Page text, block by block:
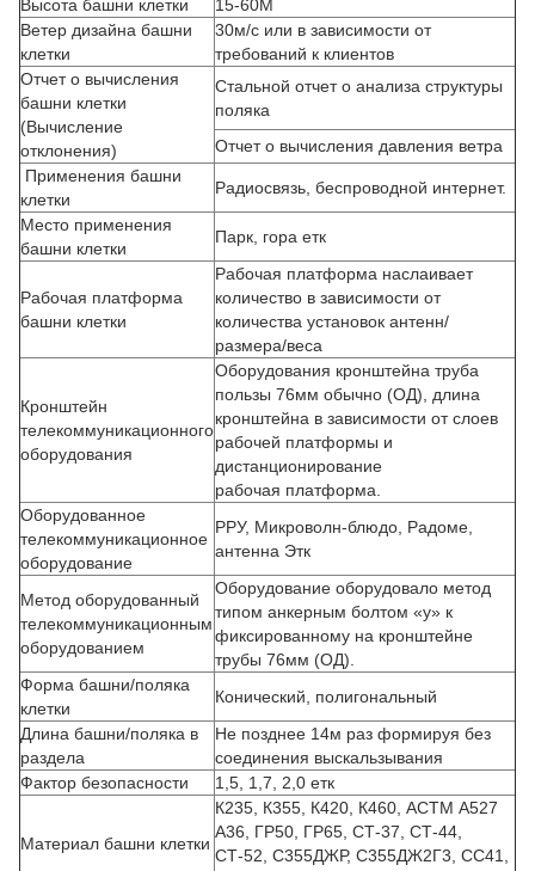
Высота башни клетки
15-60М
Ветер дизайна башни
клетки
30м/с или в зависимости от
требований к клиентов
Отчет о вычисления
башни клетки
(Вычисление
отклонения)
Стальной отчет о анализа структуры
поляка
Отчет о вычисления давления ветра
Применения башни
клетки
Радиосвязь, беспроводной интернет.
Место применения
башни клетки
Парк, гора етк
Рабочая платформа
башни клетки
Рабочая платформа наслаивает
количество в зависимости от
количества установок антенн/
размера/веса
Кронштейн
телекоммуникационного
оборудования
Оборудования кронштейна труба
пользы 76мм обычно (ОД), длина
кронштейна в зависимости от слоев
рабочей платформы и
дистанционирование
рабочая платформа.
Оборудованное
телекоммуникационное
оборудование
РРУ, Микроволн-блюдо, Радоме,
антенна Этк
Метод оборудованный
телекоммуникационным
оборудованием
Оборудование оборудовало метод
типом анкерным болтом «у» к
фиксированному на кронштейне
трубы 76мм (ОД).
Форма башни/поляка
клетки
Конический, полигональный
Длина башни/поляка в
раздела
Не позднее 14м раз формируя без
соединения выскальзывания
Фактор безопасности
1,5, 1,7, 2,0 етк
Материал башни клетки
К235, К355, К420, К460, АСТМ А527
А36, ГР50, ГР65, СТ-37, СТ-44,
СТ-52, С355ДЖР, С355ДЖ2Г3, СС41,